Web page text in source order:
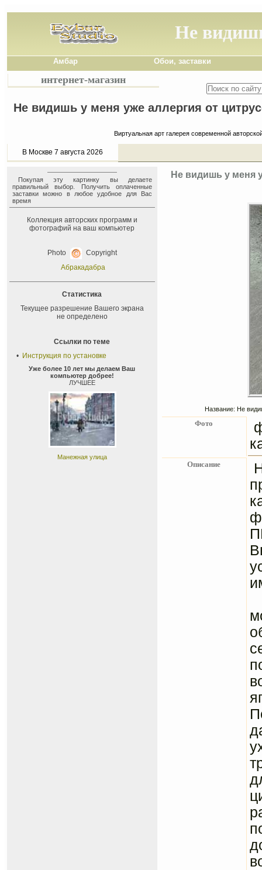
Не
Амбар Обои, заставки
интернет-магазин
Не видишь у меня уже аллергия от
Виртуальная арт галерея современной
В Москве 7 августа 2026
Покупая эту картинку вы делаете
правильный выбор. Получить оплаченные
заставки можно в любое удобное для Вас
время
Коллекция авторских программ и
фотографий на ваш компьютер
Photo
Copyright
Абракадабра
Статистика
Текущее разрешение Вашего экрана
не определено
Ссылки по теме
• Инструкция по установке
Уже более 10 лет мы делаем Ваш
компьютер добрее!
ЛУЧШЕЕ
Манежная улица
Не видишь у меня
Название: Не
Фото
Описание